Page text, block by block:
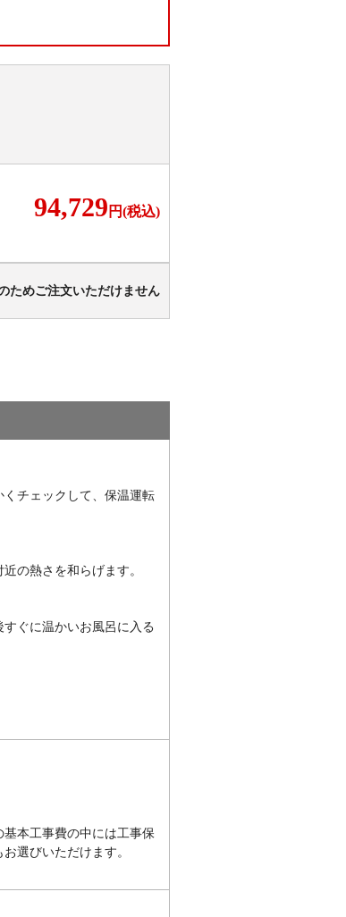
94,729 円(税込)
ためご注文いただけません
チェックして、保温運転
の熱さを和らげます。
ぐに温かいお風呂に入る
本工事費の中には工事保
選びいただけます。